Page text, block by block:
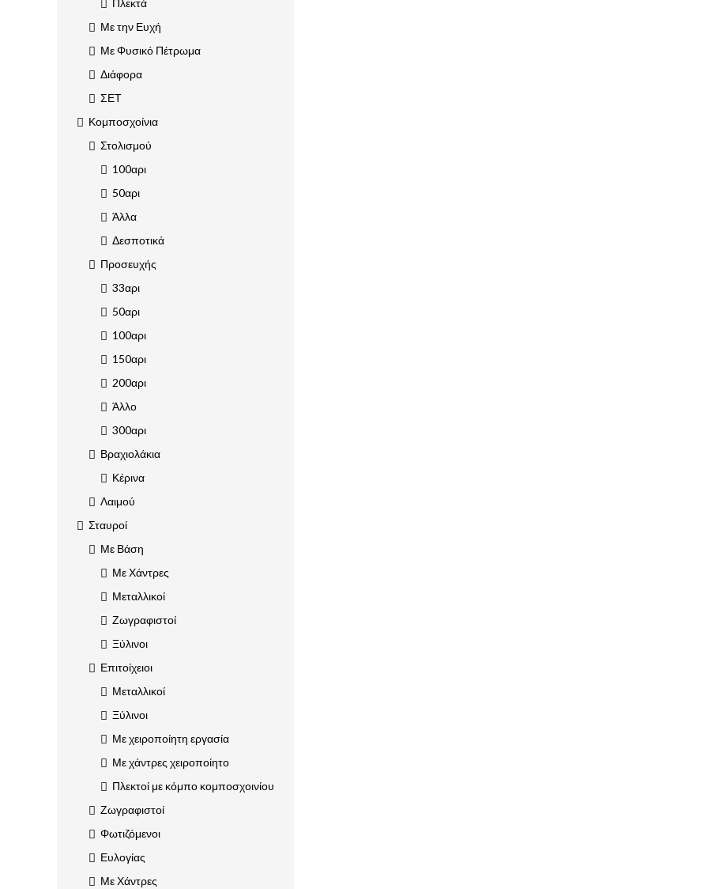
Πλεκτά
Με την Ευχή
Με Φυσικό Πέτρωμα
Διάφορα
ΣΕΤ
Κομποσχοίνια
Στολισμού
100αρι
50αρι
Άλλα
Δεσποτικά
Προσευχής
33αρι
50αρι
100αρι
150αρι
200αρι
Άλλο
300αρι
Βραχιολάκια
Κέρινα
Λαιμού
Σταυροί
Με Βάση
Με Χάντρες
Μεταλλικοί
Ζωγραφιστοί
Ξύλινοι
Επιτοίχειοι
Μεταλλικοί
Ξύλινοι
Με χειροποίητη εργασία
Με χάντρες χειροποίητο
Πλεκτοί με κόμπο κομποσχοινίου
Ζωγραφιστοί
Φωτιζόμενοι
Ευλογίας
Με Χάντρες